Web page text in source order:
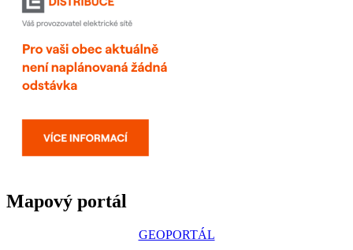
Mapový portál
GEOPORTÁL